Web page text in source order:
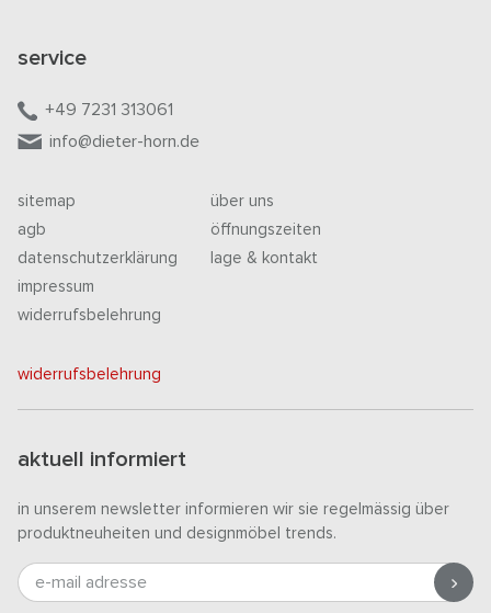
service
+49 7231 313061
info@dieter-horn.de
sitemap
agb
datenschutzerklärung
impressum
widerrufsbelehrung
über uns
öffnungszeiten
lage & kontakt
widerrufsbelehrung
aktuell informiert
in unserem newsletter informieren wir sie regelmässig über
produktneuheiten und designmöbel trends.
e-mail adresse